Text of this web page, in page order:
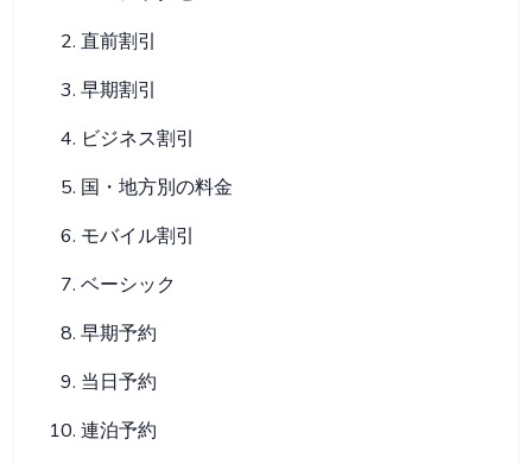
直前割引
早期割引
ビジネス割引
国・地方別の料金
モバイル割引
ベーシック
早期予約
当日予約
連泊予約